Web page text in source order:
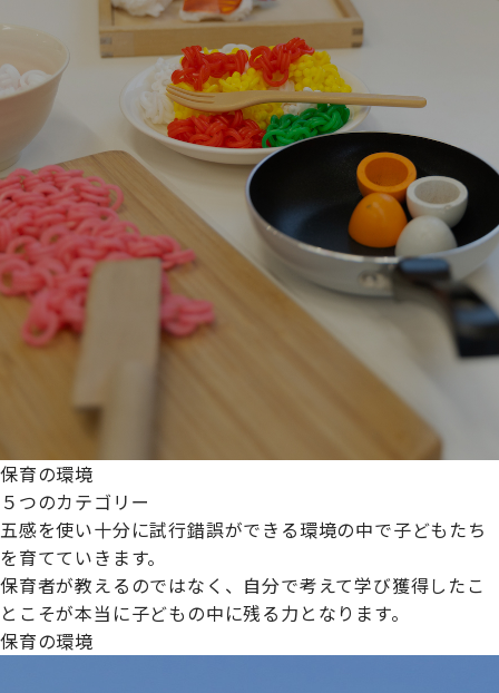
保育の環境
５つのカテゴリー
五感を使い十分に試行錯誤ができる環境の中で子どもたち
を育てていきます。
保育者が教えるのではなく、自分で考えて学び獲得したこ
とこそが本当に子どもの中に残る力となります。
保育の環境